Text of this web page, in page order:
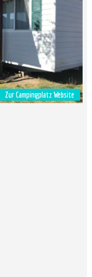
Zur Campingplatz Website